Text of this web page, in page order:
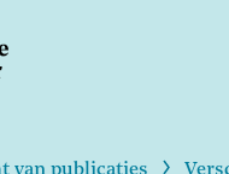
van publicaties